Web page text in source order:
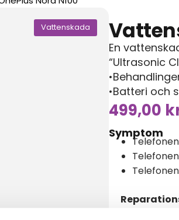
Vattenskada
En
“Ultrasonic
•Batteri och
499,00
Symptom